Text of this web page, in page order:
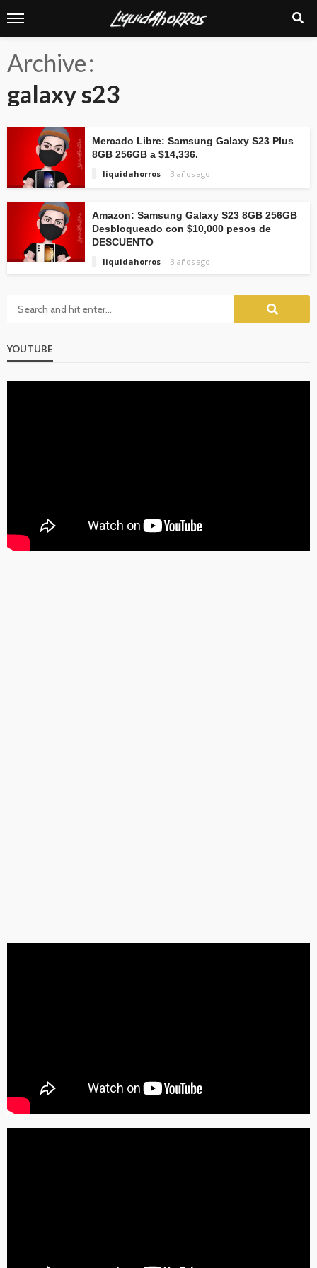
Archive
galaxy s23
Mercado Libre: Samsung Galaxy S23 Plus
8GB 256GB a $14,336.
liquidahorros
3 años ago
Amazon: Samsung Galaxy S23 8GB 256GB
Desbloqueado con $10,000 pesos de
DESCUENTO
liquidahorros
3 años ago
YOUTUBE